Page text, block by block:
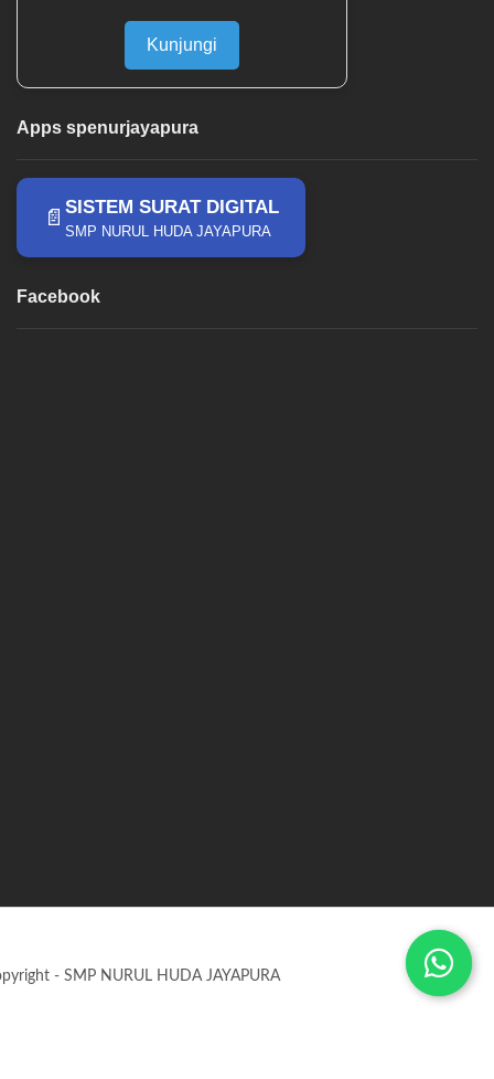
Kunjungi
Apps spenurjayapura
📄 SISTEM SURAT DIGITAL
SMP NURUL HUDA JAYAPURA
Facebook
- SMP NURUL HUDA JAYAPURA